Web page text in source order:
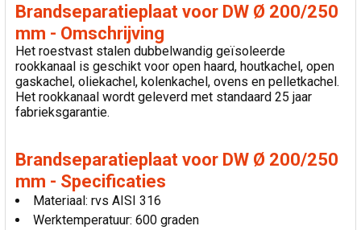
VOEG
GESELECTEERDE
TOE AAN
WINKELWAGEN
Brandseparatieplaat voor DW Ø 200/250
mm - Omschrijving
Het roestvast stalen dubbelwandig geïsoleerde
rookkanaal is geschikt voor open haard, houtkachel, open
gaskachel, oliekachel, kolenkachel, ovens en pelletkachel.
Het rookkanaal wordt geleverd met standaard 25 jaar
fabrieksgarantie.
Brandseparatieplaat voor DW Ø 200/250
mm - Specificaties
Materiaal: rvs AISI 316
Werktemperatuur: 600 graden